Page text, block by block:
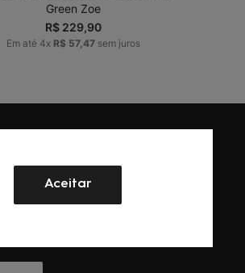
Aceitar
Green Zoe
R$ 229,90
Em até 4x R$ 57,47 sem juros